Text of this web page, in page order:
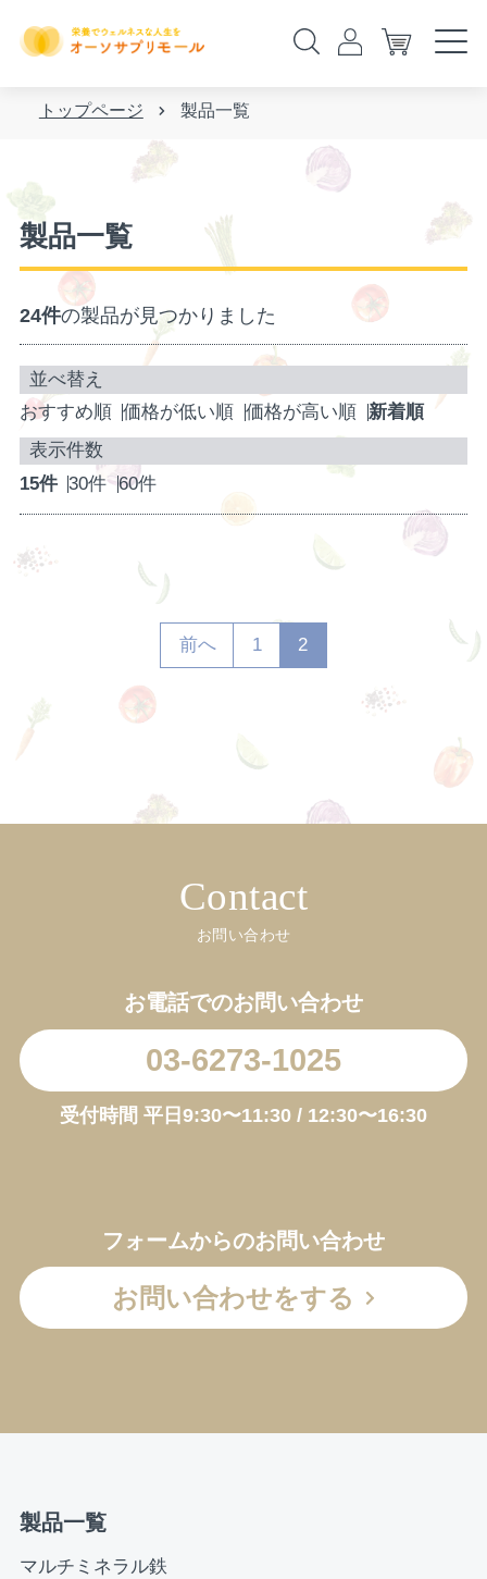
トップページ 製品一覧
製品一覧
24件の製品が見つかりました
おすすめ順 価格が低い順 価格が高い順 新着順
15件 30件 60件
お買い物を続ける
前へ 1 2
Contact
お問い合わせ
お電話でのお問い合わせ
03-6273-1025
受付時間 平日9:30〜11:30 / 12:30〜16:30
フォームからのお問い合わせ
お問い合わせをする
製品一覧
マルチミネラル鉄